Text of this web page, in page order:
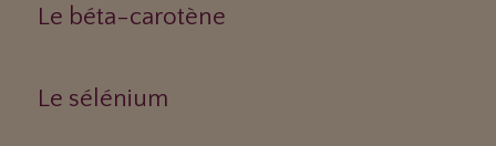
Le béta-carotène
Le sélénium